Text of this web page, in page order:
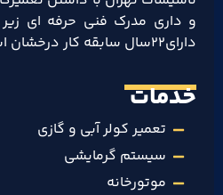
و داری مدرک فنی حرفه ای
دارای۲۲سال سابقه کار درخشان است
خدمات
تعمیر کولر آبی و گازی
سیستم گرمایشی
موتورخانه